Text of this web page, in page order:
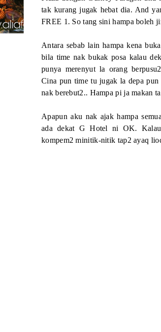
tak kurang jugak hebat dia. And
FREE 1. So tang sini hampa boleh
Antara sebab lain hampa kena
bila time nak bukak posa kalau
punya merenyut la orang
Cina pun time tu jugak la depa pun
nak berebut2.. Hampa pi ja makan
Apapun aku nak ajak hampa
ada dekat G Hotel ni OK.
kompem2 minitik-nitik tap2 ayaq